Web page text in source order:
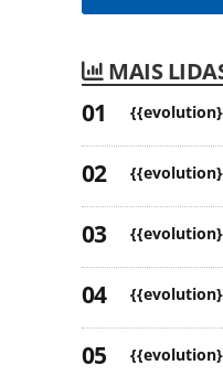
MAIS